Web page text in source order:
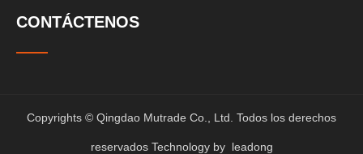
CONTÁCTENOS
Copyrights © Qingdao Mutrade Co., Ltd. Todos los derechos
reservados Technology by leadong